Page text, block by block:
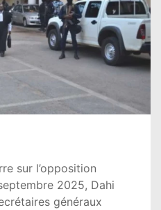
sur l’opposition
2025, Dahi
généraux